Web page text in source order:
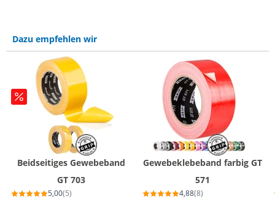
Dazu empfehlen wir
Beidseitiges Gewebeband
GT 703
5,00(5)
Gewebeklebeband farbig GT
571
4,88(8)